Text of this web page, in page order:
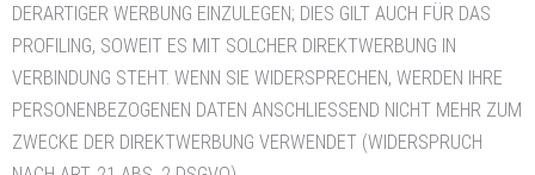
DERARTIGER WERBUNG EINZULEGEN; DIES GILT AUCH FÜR DAS
PROFILING, SOWEIT ES MIT SOLCHER DIREKTWERBUNG IN
VERBINDUNG STEHT. WENN SIE WIDERSPRECHEN, WERDEN IHRE
PERSONENBEZOGENEN DATEN ANSCHLIESSEND NICHT MEHR ZUM
ZWECKE DER DIREKTWERBUNG VERWENDET (WIDERSPRUCH